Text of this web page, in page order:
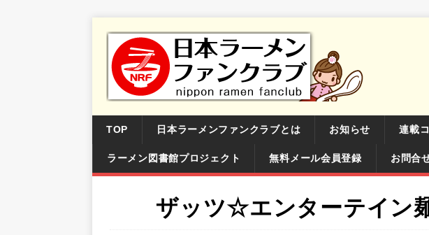
TOP 日本ラーメンファンクラブとは お知らせ 連載
ラーメン図書館プロジェクト 無料メール会員登録 お問合
ザッツ☆エンターテイン